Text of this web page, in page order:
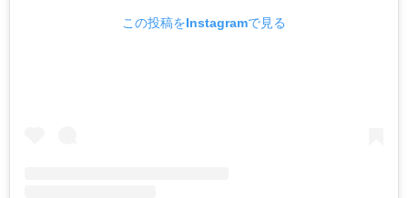
この投稿をInstagramで見る